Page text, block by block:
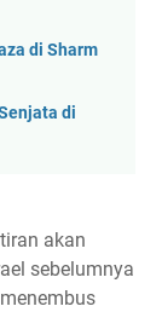
di Sharm
di
akan
sebelumnya